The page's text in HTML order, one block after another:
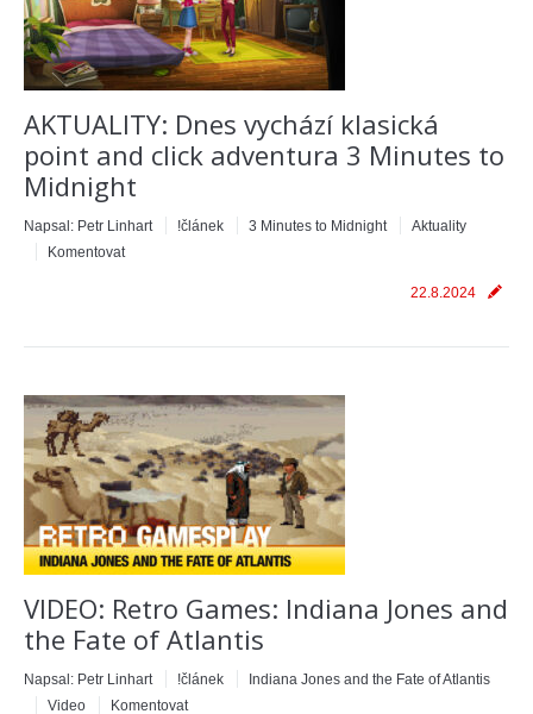
AKTUALITY: Dnes vychází klasická
point and click adventura 3 Minutes to
Midnight
Napsal: Petr Linhart !článek 3 Minutes to Midnight
Aktuality
Komentovat
22.8.2024
VIDEO: Retro Games: Indiana Jones and
the Fate of Atlantis
Napsal: Petr Linhart !článek
Indiana Jones and the Fate of Atlantis
Video
Komentovat